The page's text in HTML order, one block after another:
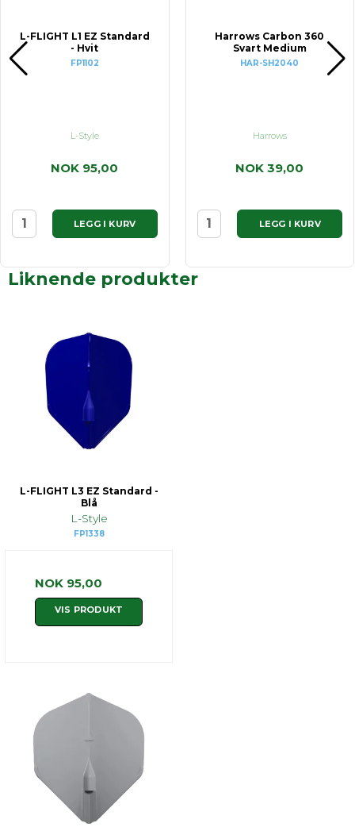
L-FLIGHT L1 EZ Standard
- Hvit
FP1102
L-Style
NOK 95,00
LEGG I KURV
Harrows Carbon 360
Svart Medium
HAR-SH2040
Harrows
NOK 39,00
LEGG I KURV
Liknende produkter
L-FLIGHT L3 EZ Standard -
Blå
L-Style
FP1338
NOK 95,00
VIS PRODUKT